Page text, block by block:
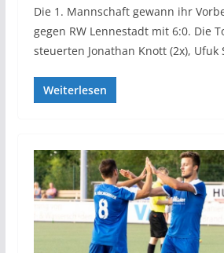
Die 1. Mannschaft gewann ihr
gegen RW Lennestadt mit 6:0. Die
steuerten Jonathan Knott (2x), Ufuk
Weiterlesen